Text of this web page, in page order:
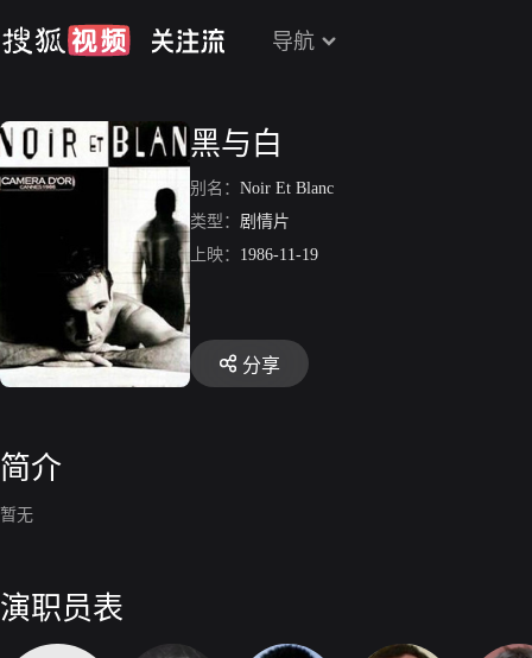
导航
黑与白
别名： Noir Et Blanc
类型： 剧情片
上映： 1986-11-19
分享
简介
暂无
演职员表